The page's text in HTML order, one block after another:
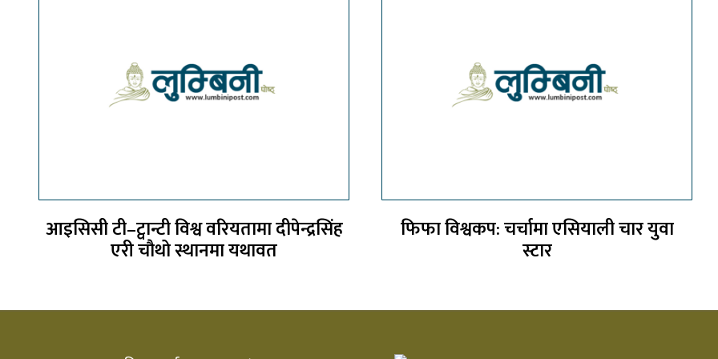
आइसिसी टी–ट्वान्टी विश्व वरियतामा दीपेन्द्रसिंह
एरी चौथो स्थानमा यथावत
फिफा विश्वकप: चर्चामा एसियाली चार युवा
स्टार